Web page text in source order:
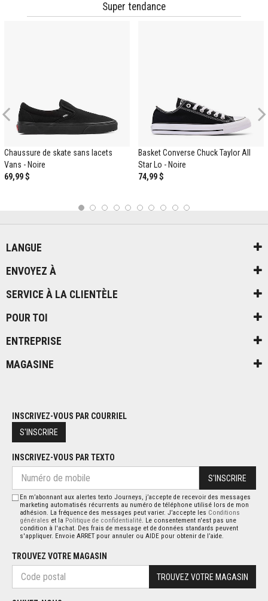
Super tendance
Previous
Chaussure de skate sans lacets
Vans - Noire
69,99 $
Basket Converse Chuck Taylor All
Star Lo - Noire
74,99 $
LANGUE
ENVOYEZ À
SERVICE À LA CLIENTÈLE
POUR TOI
ENTREPRISE
MAGASINE
INSCRIVEZ-VOUS PAR COURRIEL
S'INSCRIRE
INSCRIVEZ-VOUS PAR TEXTO
S'INSCRIRE
En m’abonnant aux alertes texto Journeys, j’accepte de recevoir des messages
marketing automatisés récurrents au numéro de téléphone utilisé lors de mon
adhésion. La fréquence des messages peut varier. J’accepte les Conditions
générales et la Politique de confidentialité. Le consentement n'est pas une
condition à l'achat. Des frais de message et de données standards peuvent
s'appliquer. Envoie ARRET pour annuler ou AIDE pour obtenir de l’aide.
TROUVEZ VOTRE MAGASIN
TROUVEZ VOTRE MAGASIN